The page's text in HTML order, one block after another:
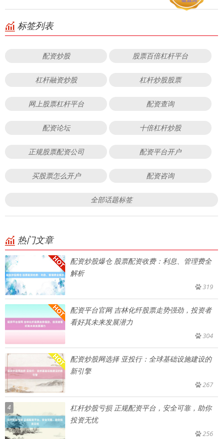
标签列表
配资炒股 股票百倍杠杆平台
杠杆融资炒股 杠杆炒股股票
网上股票杠杆平台 配资查询
配资论坛 十倍杠杆炒股
正规股票配资公司 配资平台开户
买股票怎么开户 配资咨询
全部话题标签
热门文章
配资炒股爆仓 股票配资收费：利息、管理费全
解析
319
配资平台官网 吉林化纤股票走势强劲，投资者
看好其未来发展潜力
304
配资炒股网选择 亚投行：全球基础设施建设的
新引擎
267
4
杠杆炒股亏损 正规配资平台，安全可靠，助你
投资无忧
256